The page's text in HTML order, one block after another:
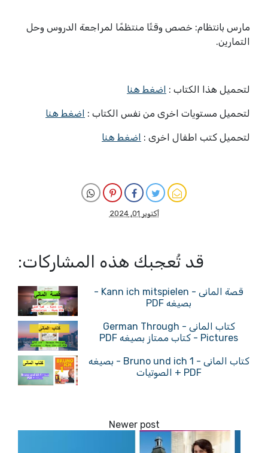
مارس بانتظام: خصص وقتًا منتظمًا لمراجعة الدروس وحل
التمارين.
لتحميل هذا الكتاب : اضغط هنا
لتحميل مستويات اخرى من نفس الكتاب : اضغط هنا
لتحميل كتب اطفال اخرى : اضغط هنا
أكتوبر 01, 2024
قد تُعجبك هذه المشاركات:
قصة المانى - Kann ich mitspielen -
بصيغه PDF
كتاب المانى - German Through
Pictures - كتاب ممتاز بصيغه PDF
كتاب المانى - Bruno und ich 1 - بصيغه
PDF + الصوتيات